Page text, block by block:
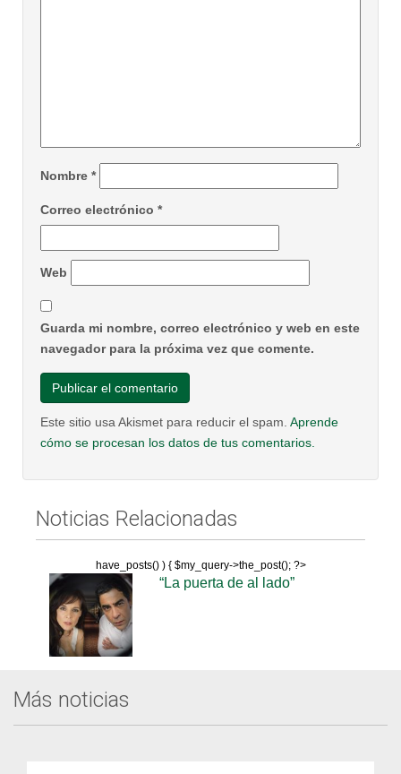
Nombre *
Correo electrónico *
Web
Guarda mi nombre, correo electrónico y web en este
navegador para la próxima vez que comente.
Este sitio usa Akismet para reducir el spam. Aprende
cómo se procesan los datos de tus comentarios.
Noticias Relacionadas
have_posts() ) { $my_query->the_post(); ?>
“La puerta de al lado”
Más noticias